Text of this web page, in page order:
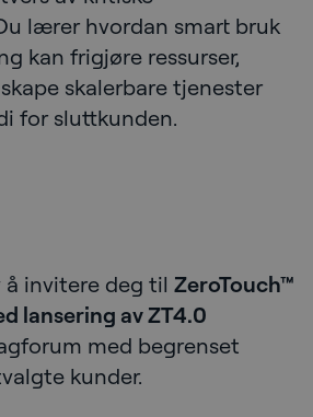
lærer hvordan smart bruk
kan frigjøre ressurser,
skalerbare tjenester
for sluttkunden.
å invitere deg til ZeroTouch™
lansering av ZT4.0
med begrenset
kunder.